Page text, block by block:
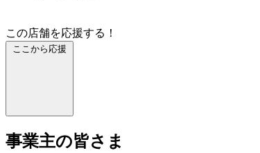
この店舗を応援する！
ここから応援
事業主の皆さま